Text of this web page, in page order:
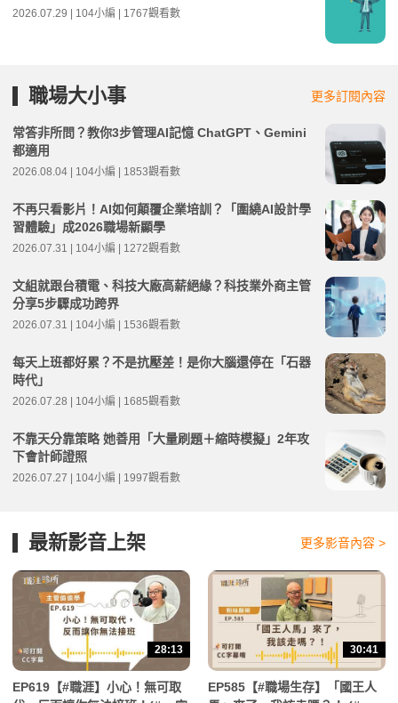
2026.07.29 | 104小編 | 1767觀看數
職場大小事 更多訂閱內容
常答非所問？教你3步管理AI記憶 ChatGPT、Gemini
都適用
2026.08.04 | 104小編 | 1853觀看數
不再只看影片！AI如何顛覆企業培訓？「圍繞AI設計學
習體驗」成2026職場新顯學
2026.07.31 | 104小編 | 1272觀看數
文組就跟台積電、科技大廠高薪絕緣？科技業外商主管
分享5步驟成功跨界
2026.07.31 | 104小編 | 1536觀看數
每天上班都好累？不是抗壓差！是你大腦還停在「石器
時代」
2026.07.28 | 104小編 | 1685觀看數
不靠天分靠策略 她善用「大量刷題＋縮時模擬」2年攻
下會計師證照
2026.07.27 | 104小編 | 1997觀看數
最新影音上架 更多影音內容 >
28:13
EP619【#職涯】小心！無可取
30:41
EP585【#職場生存】「國王人